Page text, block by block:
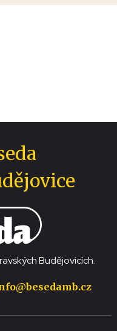
Budějovicích.